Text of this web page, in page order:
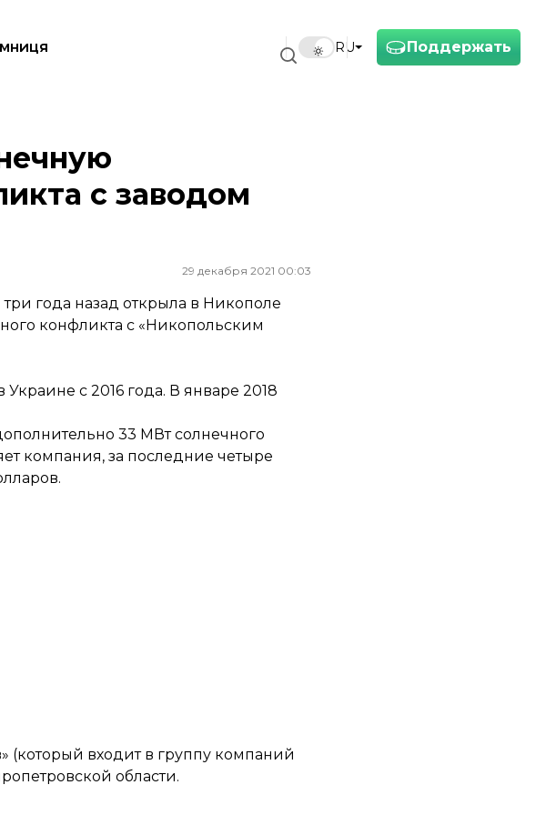
Поддержать
RU
с заводом
29 декабря 2021 00:03
года назад открыла в Никополе
конфликта с «Никопольским
с 2016 года. В январе 2018
33 МВт солнечного
компания, за последние четыре
(который входит в группу компаний
области.